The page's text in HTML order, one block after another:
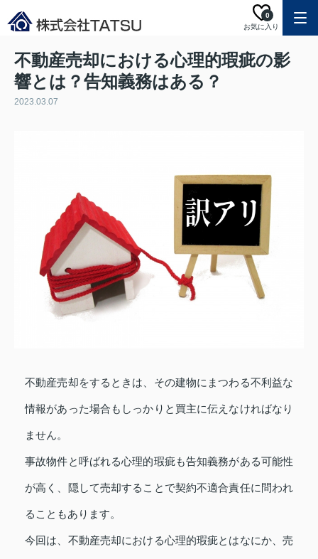
お気に入り
0
不動産売却における心理的瑕疵の影
響とは？告知義務はある？
2023.03.07
不動産売却をするときは、その建物にまつわる不利益な
情報があった場合もしっかりと買主に伝えなければなり
ません。
事故物件と呼ばれる心理的瑕疵も告知義務がある可能性
が高く、隠して売却することで契約不適合責任に問われ
ることもあります。
今回は、不動産売却における心理的瑕疵とはなにか、売